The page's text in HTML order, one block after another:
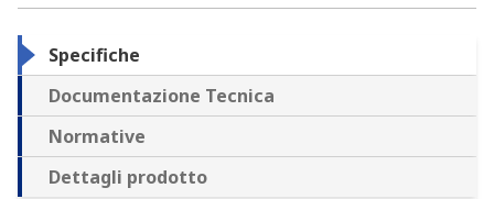
Specifiche
Documentazione Tecnica
Normative
Dettagli prodotto